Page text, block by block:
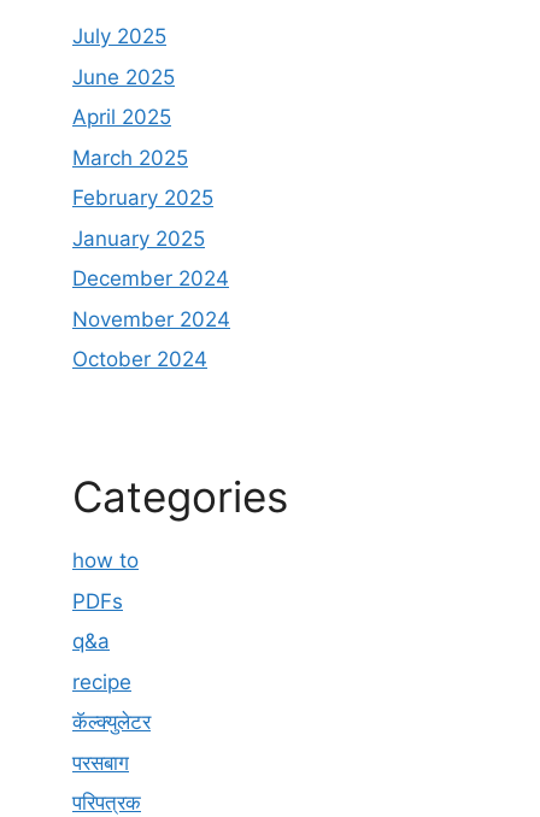
July 2025
June 2025
April 2025
March 2025
February 2025
January 2025
December 2024
November 2024
October 2024
Categories
how to
PDFs
q&a
recipe
कॅल्क्युलेटर
परसबाग
परिपत्रक